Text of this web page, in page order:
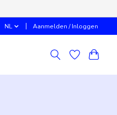
NL Aanmelden / Inloggen